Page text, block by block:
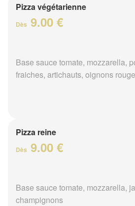
Pizza végétarienne
Dès 9.00 €
Base sauce tomate, mozzarella,
fraiches, artichauts, oignons
Pizza reine
Dès 9.00 €
Base sauce tomate, mozzarella,
champignons